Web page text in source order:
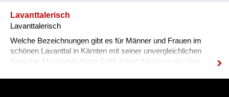
Lavanttalerisch
Lavanttalerisch
Welche Bezeichnungen gibt es für Männer und Frauen im
schönen Lavanttal in Kärnten mit seiner unvergleichlichen
Sprache. Mundartdichterin Edith Kienzl führt uns ein. Viel